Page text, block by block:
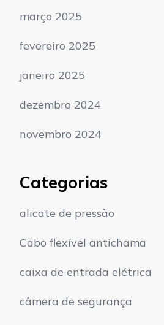
março 2025
fevereiro 2025
janeiro 2025
dezembro 2024
novembro 2024
Categorias
alicate de pressão
Cabo flexível antichama
caixa de entrada elétrica
câmera de segurança